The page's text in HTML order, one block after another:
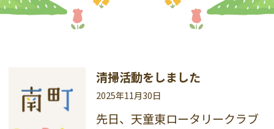
清掃活動をしました
2025年11月30日
先日、天童東ロータリークラブ